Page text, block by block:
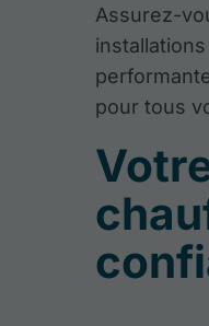
Assurez-
pour tous